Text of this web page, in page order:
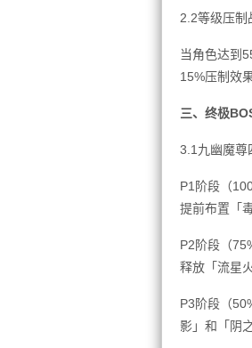
2.2等级压制
当角色达到
15%压制效
三、终极
3.1九幽魔尊
P1阶段（
提前布置「
P2阶段（
释放「流星
P3阶段（
影」和「阴